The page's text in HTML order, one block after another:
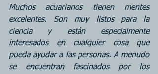
Muchos acuarianos tienen mentes
excelentes. Son muy listos para la
ciencia y están especialmente
interesados en cualquier cosa que
pueda ayudar a las personas. A menudo
se encuentran fascinados por los